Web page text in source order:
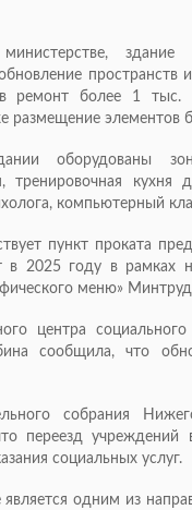
здание
ремонт более 1 тыс.
размещение элементов
оборудованы
тренировочная
компьютерный
пункт проката
2025 году в рамках
меню»
центра
сообщила, что
собрания
переезд учреждений
социальных услуг.
одним из